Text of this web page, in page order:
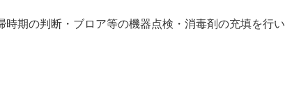
期の判断・ブロア等の機器点検・消毒剤の充填を行い